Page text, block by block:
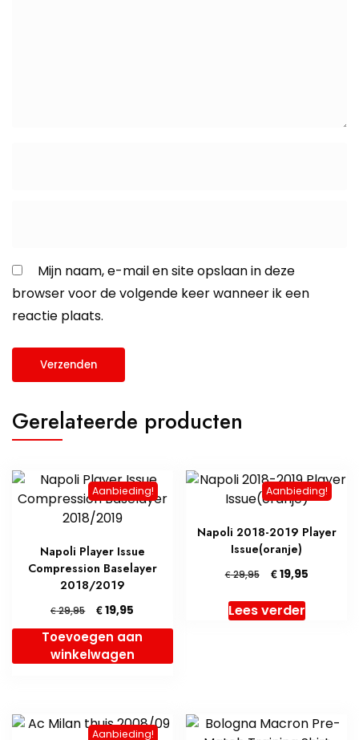
Mijn naam, e-mail en site opslaan in deze
browser voor de volgende keer wanneer ik een
reactie plaats.
Gerelateerde producten
Aanbieding!
Napoli Player Issue
Compression Baselayer
2018/2019
€29,95
Oorspronkelijke
prijs
was:
€ 29,95.
€19,95
prijs
is:
€ 19,95.
Toevoegen aan
winkelwagen
Aanbieding!
Napoli 2018-2019 Player
Issue(oranje)
€29,95
Oorspronkelijke
was:
€ 29,95.
€19,95Huidige
Lees verder
Aanbieding!